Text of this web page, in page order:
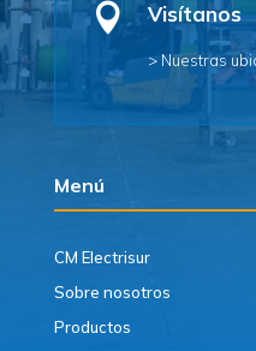
 Visítanos
> Nuestras
Menú
CM Electrisur
Sobre nosotros
Productos